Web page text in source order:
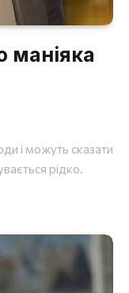
маніяка
і можуть сказати
рідко.